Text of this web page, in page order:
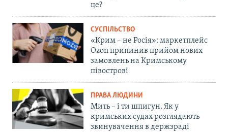
це?
СУСПІЛЬСТВО
«Крим – не Росія»: маркетплейс
Ozon припинив прийом нових
замовлень на Кримському
півострові
ПРАВА ЛЮДИНИ
Мить – і ти шпигун. Як у
кримських судах розглядають
звинувачення в держзраді